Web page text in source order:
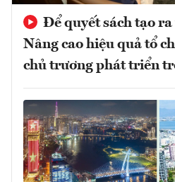
Để quyết sách tạo
Nâng cao hiệu quả tổ
chủ trương phát triển